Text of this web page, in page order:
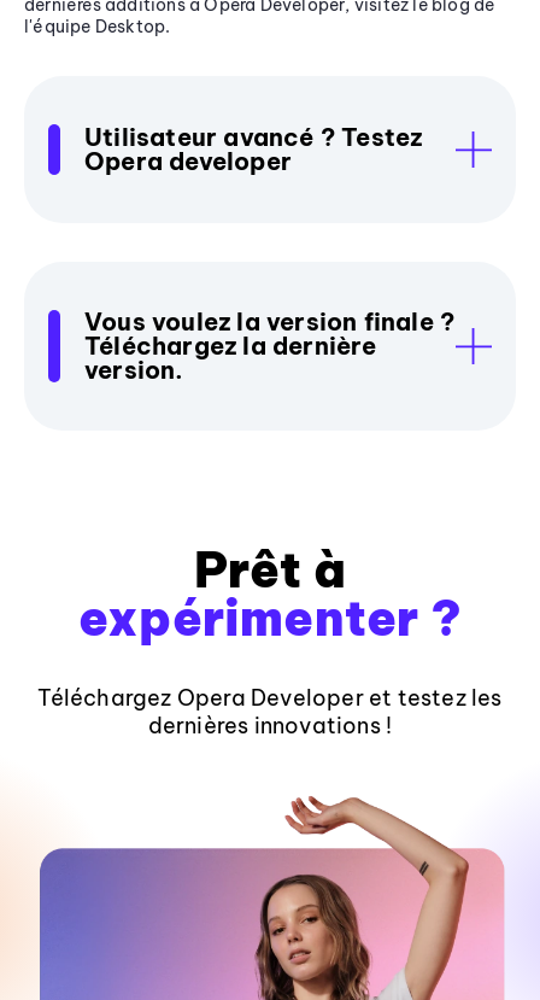
dernières additions à Opera Developer, visitez le blog de
l'équipe Desktop.
Utilisateur avancé ? Testez
Opera developer
Vous voulez la version finale ?
Téléchargez la dernière
version.
Prêt à
expérimenter ?
Téléchargez Opera Developer et testez les
dernières innovations !